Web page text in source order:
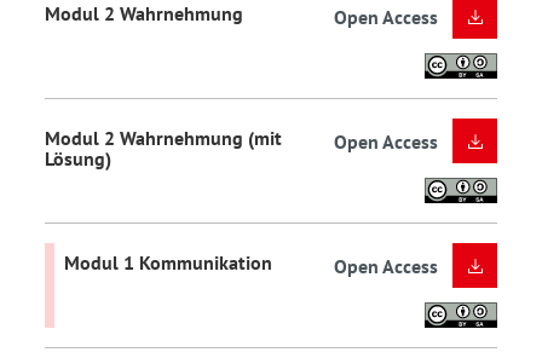
Modul 2 Wahrnehmung Open Access
Modul 2 Wahrnehmung (mit
Lösung)
Open Access
Modul 1 Kommunikation Open Access